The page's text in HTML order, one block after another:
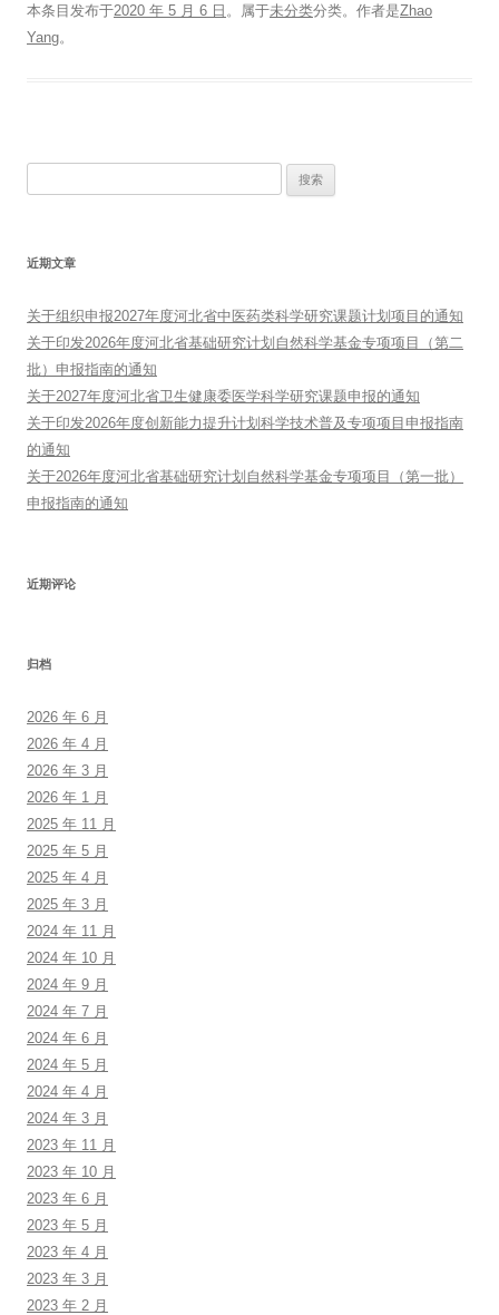
本条目发布于2020 年 5 月 6 日 。属于未分类分类。 作者是Zhao
Yang。
近期文章
关于组织申报2027年度河北省中医药类科学研究课题计划项目的通知
关于印发2026年度河北省基础研究计划自然科学基金专项项目（第二
批）申报指南的通知
关于2027年度河北省卫生健康委医学科学研究课题申报的通知
关于印发2026年度创新能力提升计划科学技术普及专项项目申报指南
的通知
关于2026年度河北省基础研究计划自然科学基金专项项目（第一批）
申报指南的通知
近期评论
归档
2026 年 6 月
2026 年 4 月
2026 年 3 月
2026 年 1 月
2025 年 11 月
2025 年 5 月
2025 年 4 月
2025 年 3 月
2024 年 11 月
2024 年 10 月
2024 年 9 月
2024 年 7 月
2024 年 6 月
2024 年 5 月
2024 年 4 月
2024 年 3 月
2023 年 11 月
2023 年 10 月
2023 年 6 月
2023 年 5 月
2023 年 4 月
2023 年 3 月
2023 年 2 月